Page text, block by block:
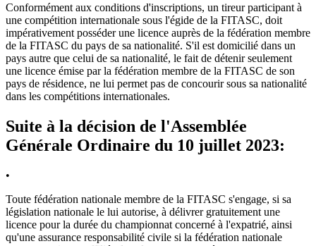
Conformément aux conditions d'inscriptions, un tireur participant à
une compétition internationale sous l'égide de la FITASC, doit
impérativement posséder une licence auprès de la fédération membre
de la FITASC du pays de sa nationalité. S'il est domicilié dans un
pays autre que celui de sa nationalité, le fait de détenir seulement
une licence émise par la fédération membre de la FITASC de son
pays de résidence, ne lui permet pas de concourir sous sa nationalité
dans les compétitions internationales.
Suite à la décision de l'Assemblée
Générale Ordinaire du 10 juillet 2023:
•
Toute fédération nationale membre de la FITASC s'engage, si sa
législation nationale le lui autorise, à délivrer gratuitement une
licence pour la durée du championnat concerné à l'expatrié, ainsi
qu'une assurance responsabilité civile si la fédération nationale